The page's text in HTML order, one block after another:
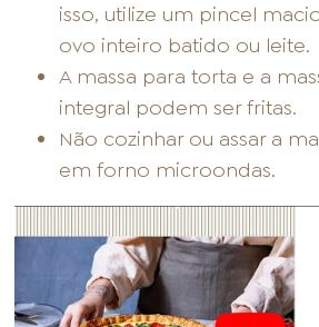
isso, utilize um pincel
ovo inteiro batido ou leite.
A massa para torta e a
integral podem ser fritas.
Não cozinhar ou assar a
em forno microondas.